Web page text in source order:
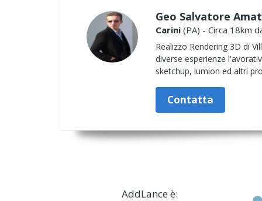
Geo Salvatore
Carini (PA) - Circa 18km
Realizzo Rendering 3D di
diverse esperienze
sketchup, lumion ed altri
Contatta
AddLance è: